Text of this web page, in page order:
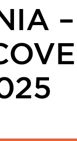
–